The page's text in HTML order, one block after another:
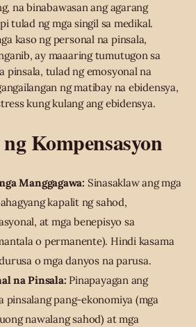
na binabawasan ang agarang
tulad ng mga singil sa medikal.
kaso ng personal na pinsala,
ay maaaring tumutugon sa
pinsala, tulad ng emosyonal na
ng matibay na ebidensya,
kung kulang ang ebidensya.
Kompensasyon
Manggagawa: Sinasaklaw ang mga
kapalit ng sahod,
at mga benepisyo sa
o permanente). Hindi kasama
o mga danyos na parusa.
na Pinsala: Pinapayagan ang
pinsalang pang-ekonomiya (mga
nawalang sahod) at mga